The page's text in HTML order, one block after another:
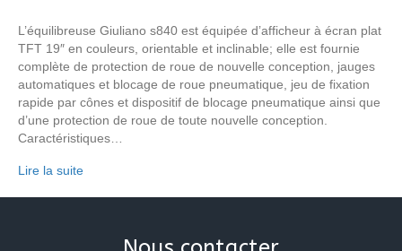
L’équilibreuse Giuliano s840 est équipée d’afficheur à écran plat
TFT 19″ en couleurs, orientable et inclinable; elle est fournie
complète de protection de roue de nouvelle conception, jauges
automatiques et blocage de roue pneumatique, jeu de fixation
rapide par cônes et dispositif de blocage pneumatique ainsi que
d’une protection de roue de toute nouvelle conception.
Caractéristiques…
Lire la suite